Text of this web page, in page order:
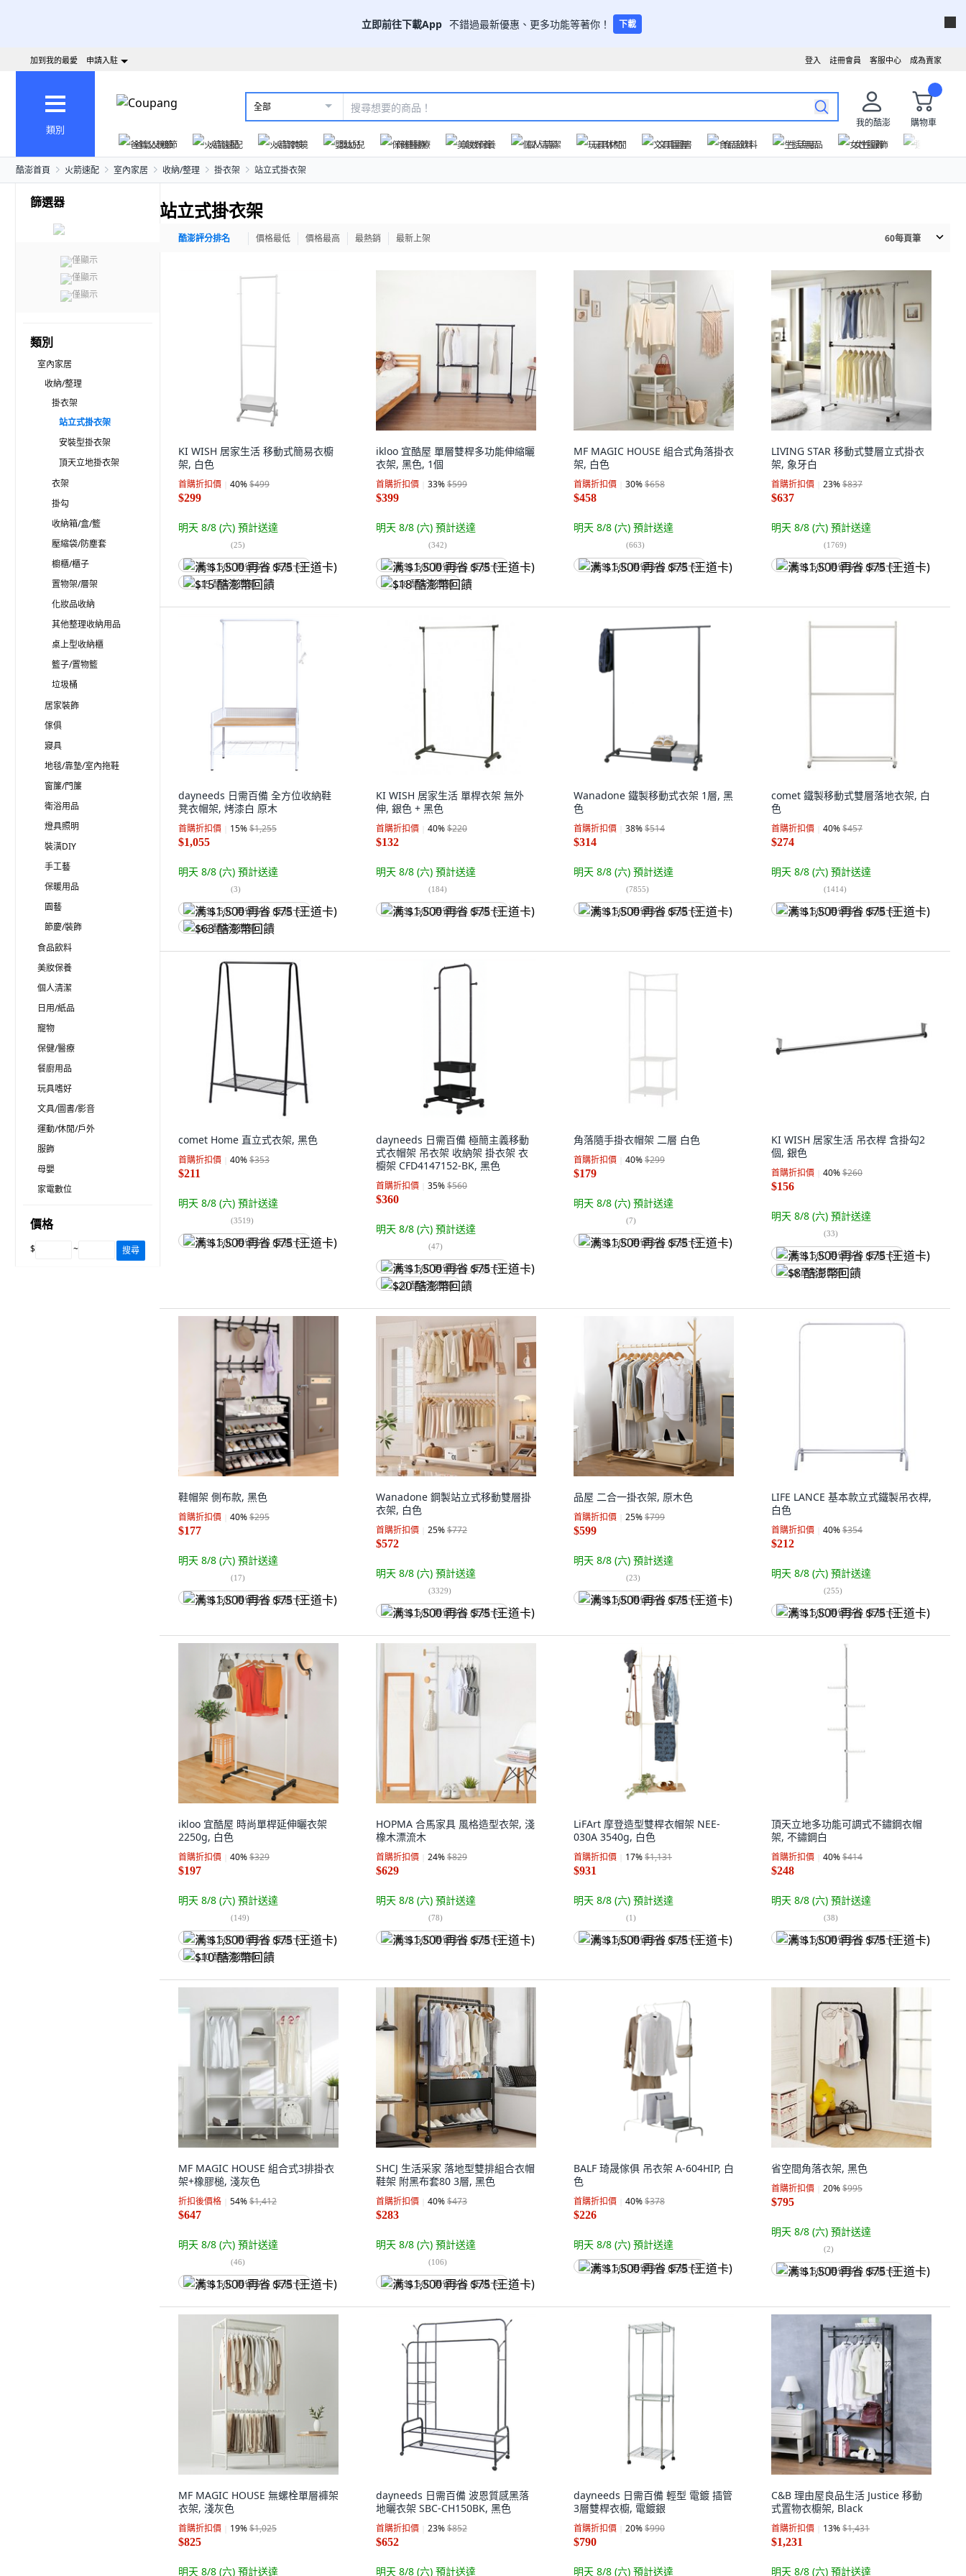
立即前往下載App 不錯過最新優惠、更多功能等著你！ 下載
成為賣家
客服中心
註冊會員
登入
加到我的最愛 申請入駐
類別
全部
我的酷澎
購物車
爸氣父親節
火箭速配 火箭跨境 嬰幼兒 保健醫療 美妝保養 個人清潔 玩具休閒 文具圖書 食品飲料 生活用品 女性服飾
酷澎首頁 火箭速配 室內家居 收納/整理 掛衣架 站立式掛衣架
篩選器
僅顯示
僅顯示
僅顯示
類別
室內家居
收納/整理
掛衣架
站立式掛衣架
安裝型掛衣架
頂天立地掛衣架
衣架
掛勾
收納箱/盒/籃
壓縮袋/防塵套
櫥櫃/櫃子
置物架/層架
化妝品收納
其他整理收納用品
桌上型收納櫃
籃子/置物籃
垃圾桶
居家裝飾
傢俱
寢具
地毯/靠墊/室內拖鞋
窗簾/門簾
衛浴用品
燈具照明
裝潢DIY
手工藝
保暖用品
園藝
節慶/裝飾
食品飲料
美妝保養
個人清潔
日用/紙品
寵物
保健/醫療
餐廚用品
玩具嗜好
文具/圖書/影音
運動/休閒/戶外
服飾
母嬰
家電數位
價格
$ ~ 搜尋
站立式掛衣架
酷澎評分排名 價格最低 價格最高 最熱銷 最新上架 60每頁筆
KI WISH 居家生活 移動式簡易衣櫥
架, 白色
首購折扣價 40%$499
$299
明天 8/8 (六) 預計送達
(25)
满 $1,500 再省 $75 (王道卡)
$15 酷澎幣回饋
ikloo 宜酷屋 單層雙桿多功能伸縮曬
衣架, 黑色, 1個
首購折扣價 33%$599
$399
明天 8/8 (六) 預計送達
(342)
满 $1,500 再省 $75 (王道卡)
$18 酷澎幣回饋
MF MAGIC HOUSE 組合式角落掛衣
架, 白色
首購折扣價 30%$658
$458
明天 8/8 (六) 預計送達
(663)
满 $1,500 再省 $75 (王道卡)
LIVING STAR 移動式雙層立式掛衣
架, 象牙白
首購折扣價 23%$837
$637
明天 8/8 (六) 預計送達
(1769)
满 $1,500 再省 $75 (王道卡)
dayneeds 日需百備 全方位收納鞋
凳衣帽架, 烤漆白 原木
首購折扣價 15%$1,255
$1,055
明天 8/8 (六) 預計送達
(3)
满 $1,500 再省 $75 (王道卡)
$63 酷澎幣回饋
KI WISH 居家生活 單桿衣架 無外
伸, 銀色 + 黑色
首購折扣價 40%$220
$132
明天 8/8 (六) 預計送達
(184)
满 $1,500 再省 $75 (王道卡)
Wanadone 鐵製移動式衣架 1層, 黑
色
首購折扣價 38%$514
$314
明天 8/8 (六) 預計送達
(7855)
满 $1,500 再省 $75 (王道卡)
comet 鐵製移動式雙層落地衣架, 白
色
首購折扣價 40%$457
$274
明天 8/8 (六) 預計送達
(1414)
满 $1,500 再省 $75 (王道卡)
comet Home 直立式衣架, 黑色
首購折扣價 40%$353
$211
明天 8/8 (六) 預計送達
(3519)
满 $1,500 再省 $75 (王道卡)
dayneeds 日需百備 極簡主義移動
式衣帽架 吊衣架 收納架 掛衣架 衣
櫥架 CFD4147152-BK, 黑色
首購折扣價 35%$560
$360
明天 8/8 (六) 預計送達
(47)
满 $1,500 再省 $75 (王道卡)
$20 酷澎幣回饋
角落隨手掛衣帽架 二層 白色
首購折扣價 40%$299
$179
明天 8/8 (六) 預計送達
(7)
满 $1,500 再省 $75 (王道卡)
KI WISH 居家生活 吊衣桿 含掛勾2
個, 銀色
首購折扣價 40%$260
$156
明天 8/8 (六) 預計送達
(33)
满 $1,500 再省 $75 (王道卡)
$8 酷澎幣回饋
鞋帽架 側布款, 黑色
首購折扣價 40%$295
$177
明天 8/8 (六) 預計送達
(17)
满 $1,500 再省 $75 (王道卡)
Wanadone 鋼製站立式移動雙層掛
衣架, 白色
首購折扣價 25%$772
$572
明天 8/8 (六) 預計送達
(3329)
满 $1,500 再省 $75 (王道卡)
品屋 二合一掛衣架, 原木色
首購折扣價 25%$799
$599
明天 8/8 (六) 預計送達
(23)
满 $1,500 再省 $75 (王道卡)
LIFE LANCE 基本款立式鐵製吊衣桿,
白色
首購折扣價 40%$354
$212
明天 8/8 (六) 預計送達
(255)
满 $1,500 再省 $75 (王道卡)
ikloo 宜酷屋 時尚單桿延伸曬衣架
2250g, 白色
首購折扣價 40%$329
$197
明天 8/8 (六) 預計送達
(149)
满 $1,500 再省 $75 (王道卡)
$10 酷澎幣回饋
HOPMA 合馬家具 風格造型衣架, 淺
橡木漂流木
首購折扣價 24%$829
$629
明天 8/8 (六) 預計送達
(78)
满 $1,500 再省 $75 (王道卡)
LiFArt 摩登造型雙桿衣帽架 NEE-
030A 3540g, 白色
首購折扣價 17%$1,131
$931
明天 8/8 (六) 預計送達
(1)
满 $1,500 再省 $75 (王道卡)
頂天立地多功能可調式不鏽鋼衣帽
架, 不鏽鋼白
首購折扣價 40%$414
$248
明天 8/8 (六) 預計送達
(38)
满 $1,500 再省 $75 (王道卡)
MF MAGIC HOUSE 組合式3排掛衣
架+橡膠槌, 淺灰色
折扣後價格 54%$1,412
$647
明天 8/8 (六) 預計送達
(46)
满 $1,500 再省 $75 (王道卡)
SHCJ 生活采家 落地型雙排組合衣帽
鞋架 附黑布套80 3層, 黑色
首購折扣價 40%$473
$283
明天 8/8 (六) 預計送達
(106)
满 $1,500 再省 $75 (王道卡)
BALF 琦晟傢俱 吊衣架 A-604HIP, 白
色
首購折扣價 40%$378
$226
明天 8/8 (六) 預計送達
满 $1,500 再省 $75 (王道卡)
省空間角落衣架, 黑色
首購折扣價 20%$995
$795
明天 8/8 (六) 預計送達
(2)
满 $1,500 再省 $75 (王道卡)
MF MAGIC HOUSE 無螺栓單層褲架
衣架, 淺灰色
首購折扣價 19%$1,025
$825
明天 8/8 (六) 預計送達
dayneeds 日需百備 波恩質感黑落
地曬衣架 SBC-CH150BK, 黑色
首購折扣價 23%$852
$652
明天 8/8 (六) 預計送達
dayneeds 日需百備 輕型 電鍍 插管
3層雙桿衣櫥, 電鍍銀
首購折扣價 20%$990
$790
明天 8/8 (六) 預計送達
C&B 理由屋良品生活 Justice 移動
式置物衣櫥架, Black
首購折扣價 13%$1,431
$1,231
明天 8/8 (六) 預計送達